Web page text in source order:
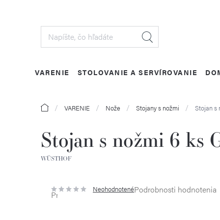
VARENIE STOLOVANIE A SERVÍROVANIE
DomovVARENIE Nože Stojany s nožmi Stojan s
Stojan s nožmi 6 ks
WÜSTHOF
Priemerné
hodnotenie
NeohodnotenéPodrobnosti hodnotenia